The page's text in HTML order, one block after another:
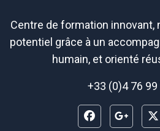
Centre de formation innovant,
potentiel grâce à un
humain, et orienté
+33 (0)4 76 99